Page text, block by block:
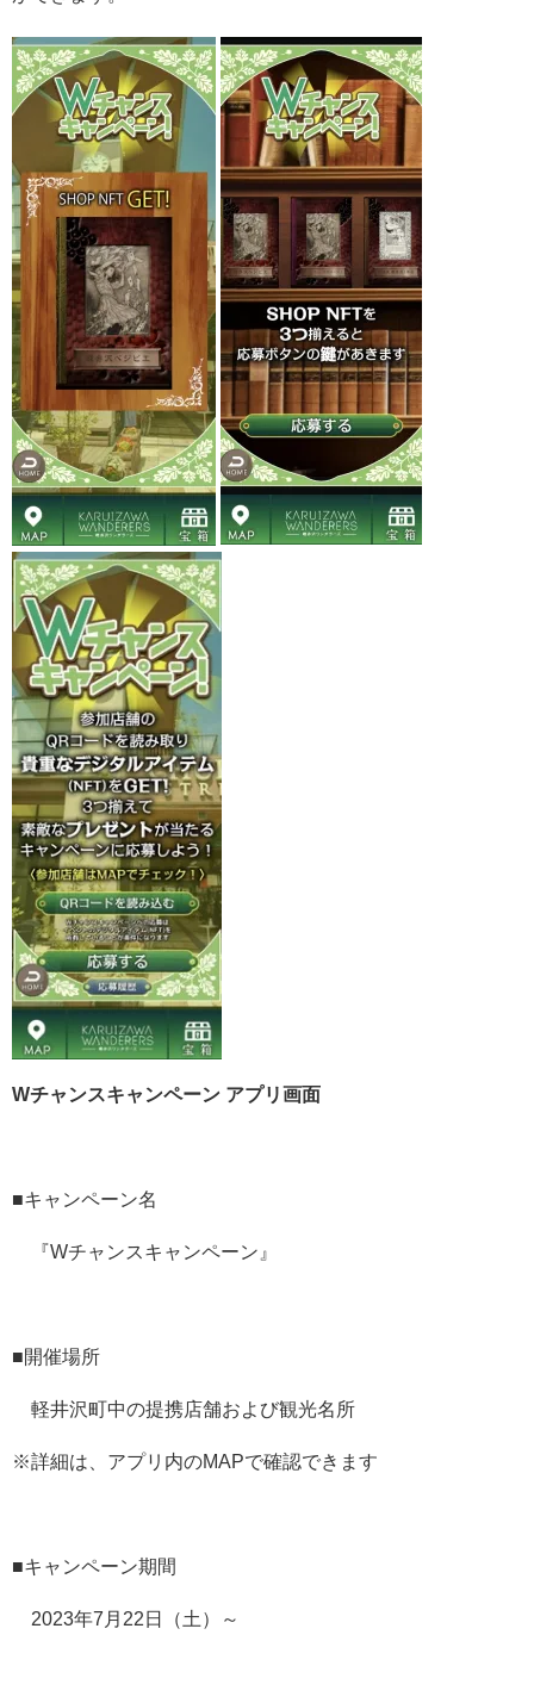
Wチャンスキャンペーン アプリ画面
■キャンペーン名
『Wチャンスキャンペーン』
■開催場所
軽井沢町中の提携店舗および観光名所
※詳細は、アプリ内のMAPで確認できます
■キャンペーン期間
2023年7月22日（土）～